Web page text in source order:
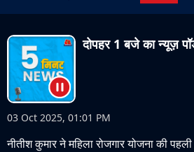
दोपहर 1 बजे का न्यूज़
03 Oct 2025, 01:01 PM
नीतीश कुमार ने महिला रोजगार योजना की